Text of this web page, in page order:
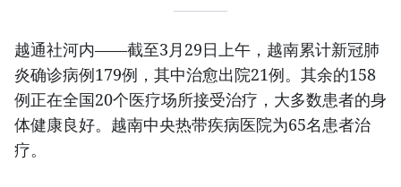
越通社河内——截至3月29日上午，越南累计新冠肺
炎确诊病例179例，其中治愈出院21例。其余的158
例正在全国20个医疗场所接受治疗，大多数患者的身
体健康良好。越南中央热带疾病医院为65名患者治
疗。